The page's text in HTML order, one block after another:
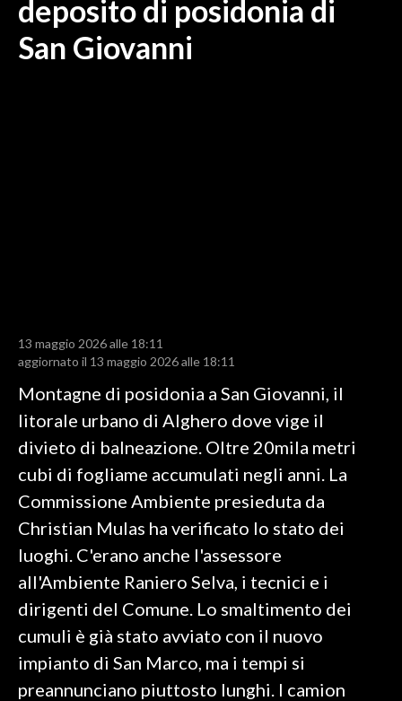
POLITICA
ECONOMIA
BASKET
CULTURA
GOSSIP
SALUTE
SARDEGNA TURISMO
deposito di posidonia di
San Giovanni
13 maggio 2026 alle 18:11
aggiornato il 13 maggio 2026 alle 18:11
Montagne di posidonia a San Giovanni, il
litorale urbano di Alghero dove vige il
divieto di balneazione. Oltre 20mila metri
cubi di fogliame accumulati negli anni. La
Commissione Ambiente presieduta da
Christian Mulas ha verificato lo stato dei
luoghi. C'erano anche l'assessore
all'Ambiente Raniero Selva, i tecnici e i
dirigenti del Comune. Lo smaltimento dei
cumuli è già stato avviato con il nuovo
impianto di San Marco, ma i tempi si
preannunciano piuttosto lunghi. I camion